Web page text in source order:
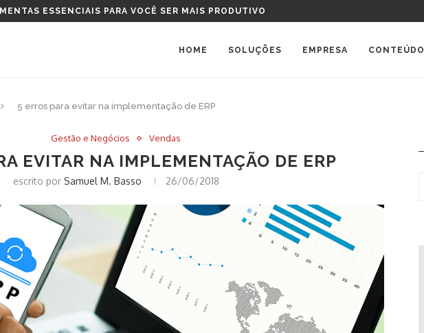
DIGITAL DEVO COMPRAR?
HOME SOLUÇÕES EMPRESA CONTEÚDO
5 erros para evitar na implementação de ERP
Gestão e Negócios Vendas
EVITAR NA IMPLEMENTAÇÃO DE ERP
escrito por Samuel M. Basso 26/06/2018